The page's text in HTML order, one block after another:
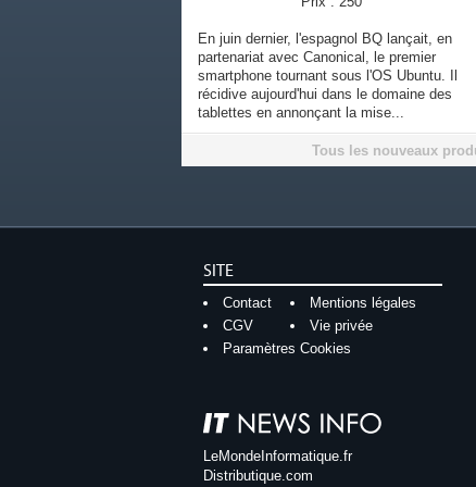
En juin dernier, l'espagnol BQ lançait, en
partenariat avec Canonical, le premier
smartphone tournant sous l'OS Ubuntu. Il
récidive aujourd'hui dans le domaine des
tablettes en annonçant la mise...
Tous les nouveaux
SITE
Contact
Mentions légales
CGV
Vie privée
Paramètres Cookies
LeMondeInformatique.fr
Distributique.com